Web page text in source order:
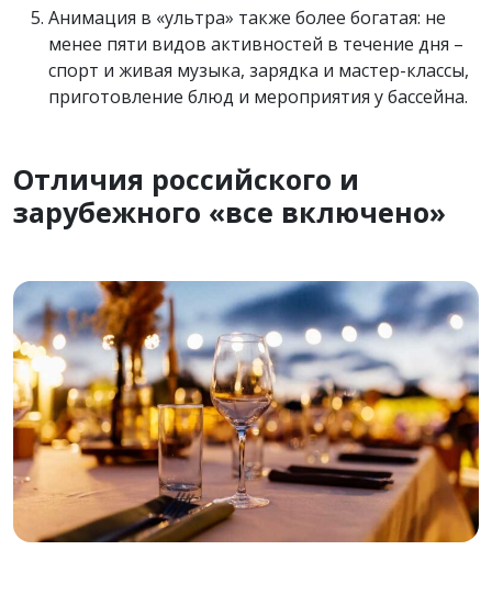
Анимация в «ультра» также более богатая: не
менее пяти видов активностей в течение дня –
спорт и живая музыка, зарядка и мастер-классы,
приготовление блюд и мероприятия у бассейна.
Отличия российского и
зарубежного «все включено»